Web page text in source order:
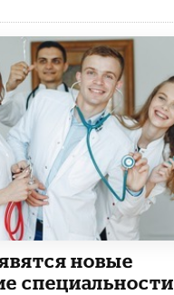
новые
специальности